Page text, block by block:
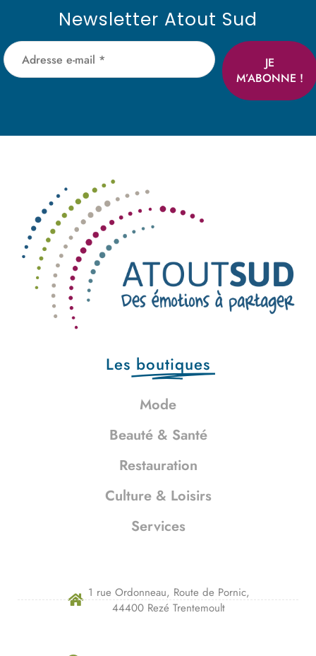
Newsletter Atout Sud
Les boutiques
Mode
Beauté & Santé
Restauration
Culture & Loisirs
Services
1 rue Ordonneau, Route de Pornic,
44400 Rezé Trentemoult